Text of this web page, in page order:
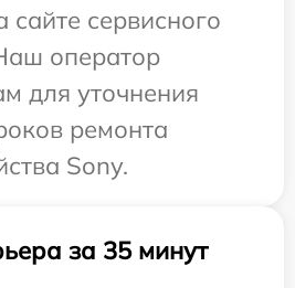
сайте сервисного
оператор
для уточнения
ремонта
Sony.
за 35 минут